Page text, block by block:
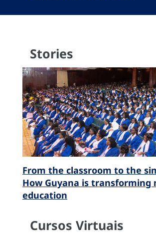
Stories
From the classroom to the
How Guyana is transforming
education
Cursos Virtuais